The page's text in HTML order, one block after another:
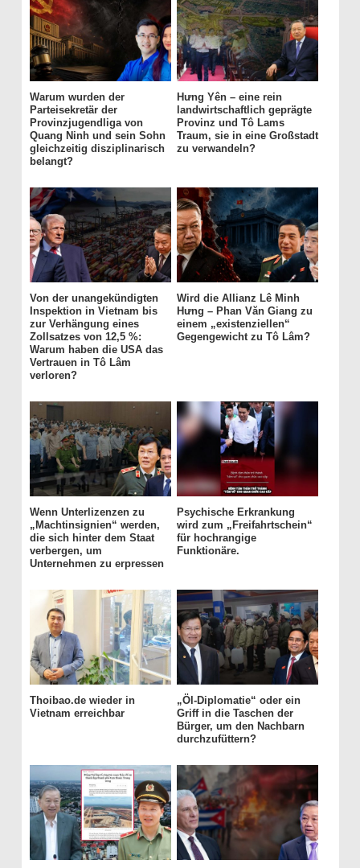
Warum wurden der
Parteisekretär der
Provinzjugendliga von
Quang Ninh und sein Sohn
gleichzeitig disziplinarisch
belangt?
Hưng Yên – eine rein
landwirtschaftlich geprägte
Provinz und Tô Lams
Traum, sie in eine Großstadt
zu verwandeln?
Von der unangekündigten
Inspektion in Vietnam bis
zur Verhängung eines
Zollsatzes von 12,5 %:
Warum haben die USA das
Vertrauen in Tô Lâm
verloren?
Wird die Allianz Lê Minh
Hưng – Phan Văn Giang zu
einem „existenziellen“
Gegengewicht zu Tô Lâm?
Wenn Unterlizenzen zu
„Machtinsignien“ werden,
die sich hinter dem Staat
verbergen, um
Unternehmen zu erpressen
Psychische Erkrankung
wird zum „Freifahrtschein“
für hochrangige
Funktionäre.
Thoibao.de wieder in
Vietnam erreichbar
„Öl-Diplomatie“ oder ein
Griff in die Taschen der
Bürger, um den Nachbarn
durchzufüttern?